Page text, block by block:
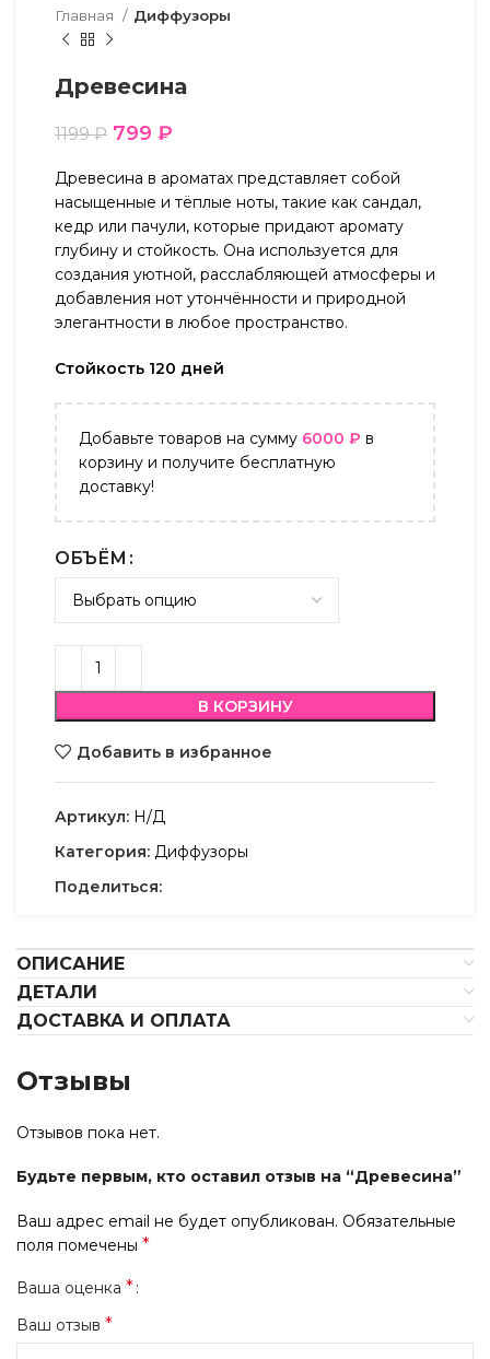
Главная Диффузоры
Древесина
1199₽ 799 ₽
Древесина в ароматах представляет собой
насыщенные и тёплые ноты, такие как сандал,
кедр или пачули, которые придают аромату
глубину и стойкость. Она используется для
создания уютной, расслабляющей атмосферы и
добавления нот утончённости и природной
элегантности в любое пространство.
Стойкость 120 дней
Добавьте товаров на сумму 6000 ₽ в
корзину и получите бесплатную
доставку!
ОБЪЁМ
В КОРЗИНУ
Добавить в избранное
Артикул: Н/Д
Категория: Диффузоры
Поделиться:
ОПИСАНИЕ
ДЕТАЛИ
ДОСТАВКА И ОПЛАТА
Отзывы
Отзывов пока нет.
Будьте первым, кто оставил отзыв на “Древесина”
Ваш адрес email не будет опубликован. Обязательные
поля помечены *
Ваша оценка *
Ваш отзыв *